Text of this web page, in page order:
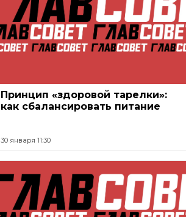
Принцип «здоровой тарелки»:
как сбалансировать питание
30 января 11:30